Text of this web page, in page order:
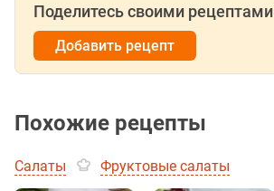
Поделитесь своими рецептами
Добавить рецепт
Похожие рецепты
Салаты Фруктовые салаты